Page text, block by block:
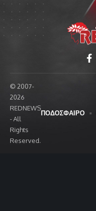
© 2007-
2026
REDNEWS
- All
Rights
Reserved.
ΠΟΔΟΣΦΑΙΡΟ